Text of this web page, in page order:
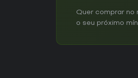
Quer comprar no
o seu próximo